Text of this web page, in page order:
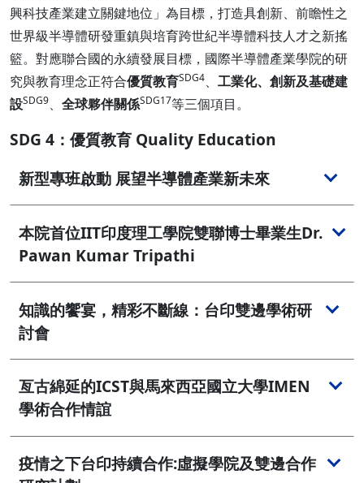
興科技產業建立關鍵地位」為目標，打造具創新、前瞻性之
世界級半導體研發重鎮與培育跨世紀半導體科技人才之新搖
籃。對應聯合國的永續發展目標，國際半導體產業學院的研
究與教育理念正符合優質教育SDG4、 工業化、創新及基礎建
設SDG9、 全球夥伴關係SDG17等三個項目。
SDG 4：優質教育 Quality Education
新型專班啟動 展望半導體產業新未來
本院首位IIT印度理工學院雙聯博士畢業生Dr.
Pawan Kumar Tripathi
知識的饗宴，精彩不斷線：台印雙邊學術研
討會
亙古綿延的ICST與馬來西亞國立大學IMEN
學術合作情誼
疫情之下台印持續合作:虛擬學院及雙邊合作